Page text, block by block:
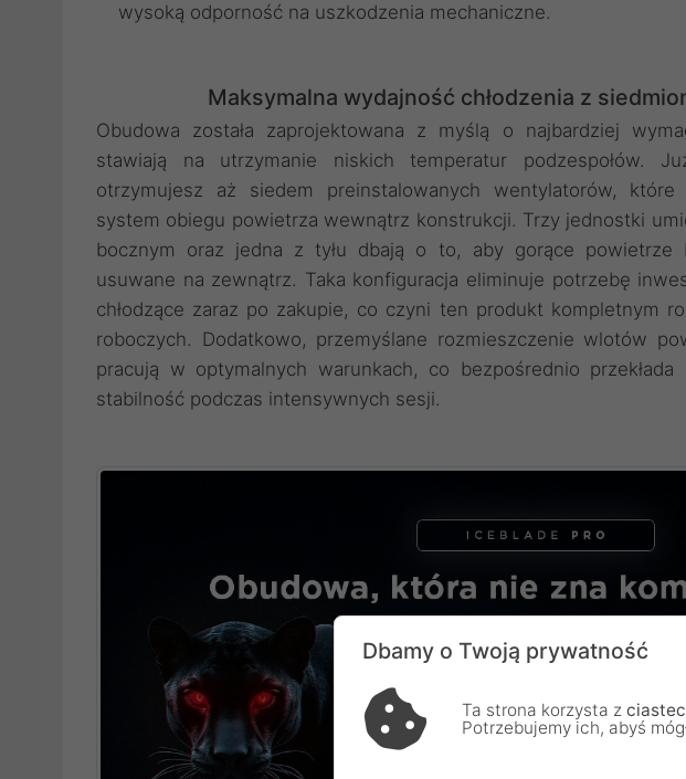
wysoką odporność na uszkodzenia mechaniczne.
Maksymalna wydajność chłodzenia z
Obudowa została zaprojektowana z myślą o najbardziej
stawiają na utrzymanie niskich temperatur podzespołów.
otrzymujesz aż siedem preinstalowanych wentylatorów,
system obiegu powietrza wewnątrz konstrukcji. Trzy jednostki
bocznym oraz jedna z tyłu dbają o to, aby gorące powietrze
usuwane na zewnątrz. Taka konfiguracja eliminuje potrzebę
chłodzące zaraz po zakupie, co czyni ten produkt kompletnym
roboczych. Dodatkowo, przemyślane rozmieszczenie wlotów
pracują w optymalnych warunkach, co bezpośrednio
stabilność podczas intensywnych sesji.
Dbamy o Twoją prywatność
Ta strona korzysta z
Potrzebujemy ich, abyś